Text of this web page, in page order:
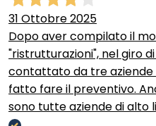
31 Ottobre 2025
Dopo aver compilato il
"ristrutturazioni", nel giro
contattato da tre aziende
fatto fare il preventivo.
sono tutte aziende di alto